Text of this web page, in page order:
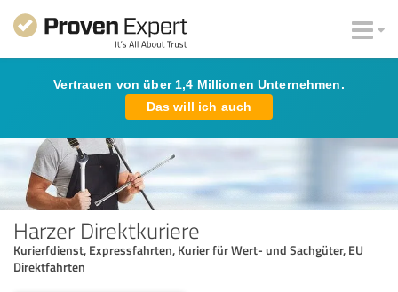
Vertrauen von über 1,4 Millionen Unternehmen.
Das will ich auch
Harzer Direktkuriere
Kurierfdienst, Expressfahrten, Kurier für Wert- und Sachgüter, EU
Direktfahrten